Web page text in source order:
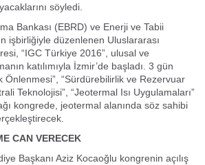
söyledi.
Bankası (EBRD) ve Enerji ve Tabii
işbirliğiyle düzenlenen Uluslararası
“IGC Türkiye 2016”, ulusal ve
katılımıyla İzmir’de başladı. 3 gün
Önlenmesi”, “Sürdürebilirlik ve Rezervuar
Teknolojisi”, “Jeotermal Isı Uygulamaları”
kongrede, jeotermal alanında söz sahibi
CAN VERECEK
Başkanı Aziz Kocaoğlu kongrenin açılış